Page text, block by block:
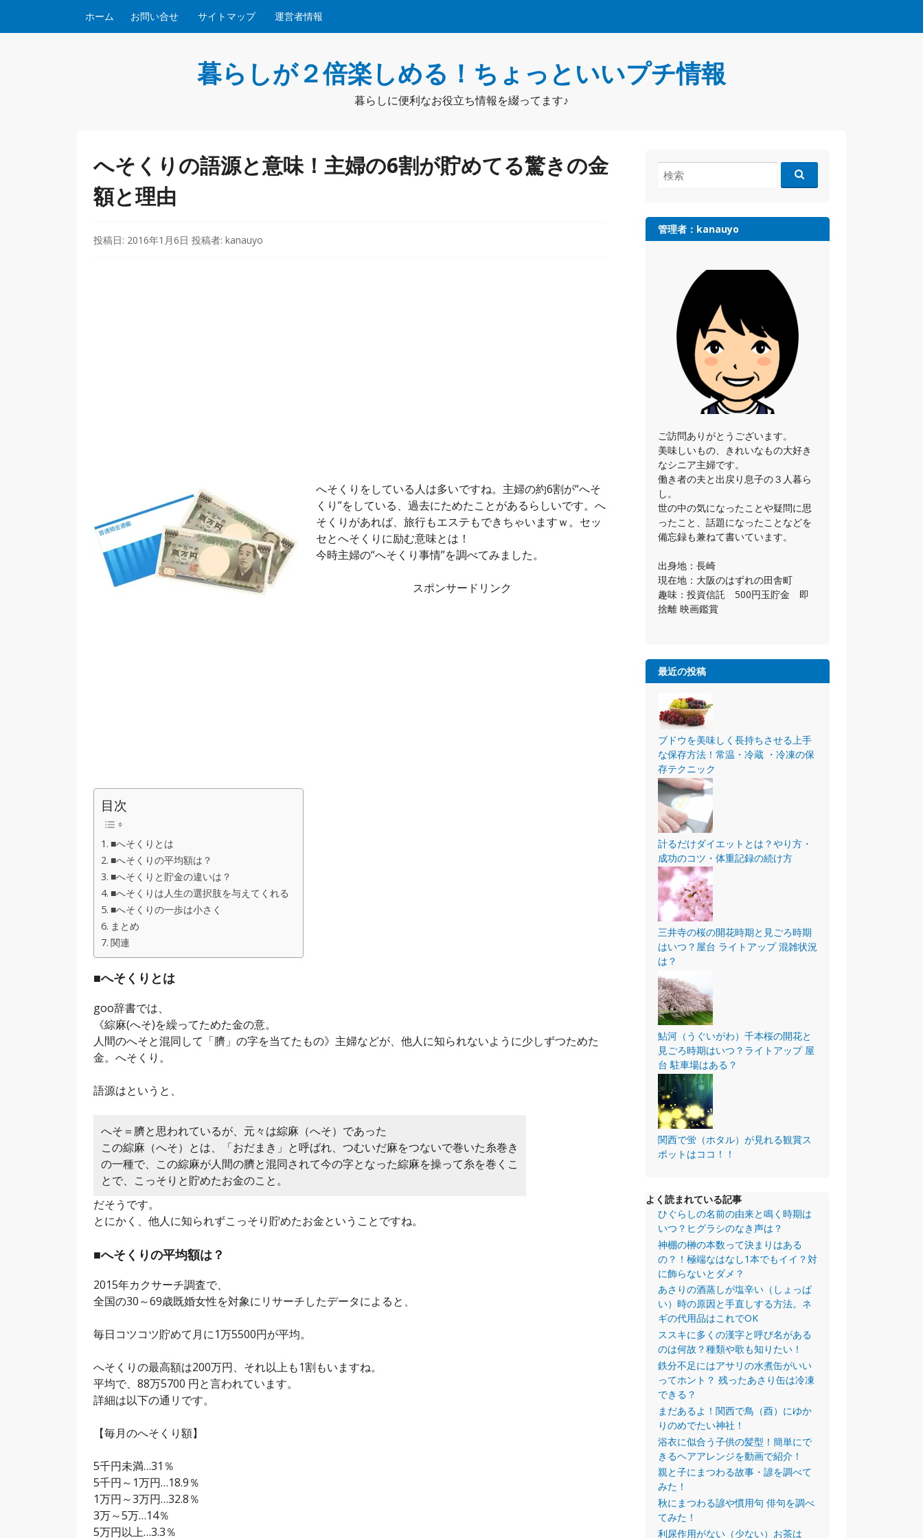
ホーム お問い合せ サイトマップ 運営者情報
暮らしが２倍楽しめる！ちょっといいプチ情報
暮らしに便利なお役立ち情報を綴ってます♪
へそくりの語源と意味！主婦の6割が貯めてる驚きの金
額と理由
投稿日: 2016年1月6日 投稿者: kanauyo
へそくりをしている人は多いですね。主婦の約6割が“へそ
くり”をしている、過去にためたことがあるらしいです。へ
そくりがあれば、旅行もエステもできちゃいますｗ。セッ
セとへそくりに励む意味とは！
今時主婦の“へそくり事情”を調べてみました。
スポンサードリンク
目次
■へそくりとは
■へそくりの平均額は？
■へそくりと貯金の違いは？
■へそくりは人生の選択肢を与えてくれる
■へそくりの一歩は小さく
まとめ
関連
■へそくりとは
goo辞書では、
《綜麻(へそ)を繰ってためた金の意。
人間のへそと混同して「臍」の字を当てたもの》主婦などが、他人に知られないように少しずつためた
金。へそくり。
語源はというと、
へそ＝臍と思われているが、元々は綜麻（へそ）であった
この綜麻（へそ）とは、「おだまき」と呼ばれ、つむいだ麻をつないで巻いた糸巻き
の一種で、この綜麻が人間の臍と混同されて今の字となった綜麻を操って糸を巻くこ
とで、こっそりと貯めたお金のこと。
だそうです。
とにかく、他人に知られずこっそり貯めたお金ということですね。
■へそくりの平均額は？
2015年カクサーチ調査で、
全国の30～69歳既婚女性を対象にリサーチしたデータによると、
毎日コツコツ貯めて月に1万5500円が平均。
へそくりの最高額は200万円、それ以上も1割もいますね。
平均で、88万5700 円と言われています。
詳細は以下の通リです。
【毎月のへそくり額】
5千円未満…31％
5千円～1万円…18.9％
1万円～3万円…32.8％
3万～5万…14％
5万円以上…3.3％
検
索:
管理者：kanauyo
ご訪問ありがとうございます。
美味しいもの、きれいなもの大好き
なシニア主婦です。
働き者の夫と出戻り息子の３人暮ら
し。
世の中の気になったことや疑問に思
ったこと、話題になったことなどを
備忘録も兼ねて書いています。
出身地：長崎
現在地：大阪のはずれの田舎町
趣味：投資信託 500円玉貯金 即
捨離 映画鑑賞
最近の投稿
ブドウを美味しく長持ちさせる上手
な保存方法！常温・冷蔵 ・冷凍の保
存テクニック
計るだけダイエットとは？やり方・
成功のコツ・体重記録の続け方
三井寺の桜の開花時期と見ごろ時期
はいつ？屋台 ライトアップ 混雑状況
は？
鮎河（うぐいがわ）千本桜の開花と
見ごろ時期はいつ？ライトアップ 屋
台 駐車場はある？
関西で蛍（ホタル）が見れる観賞ス
ポットはココ！！
よく読まれている記事
ひぐらしの名前の由来と鳴く時期は
いつ？ヒグラシのなき声は？
神棚の榊の本数って決まりはある
の？！極端なはなし1本でもイイ？対
に飾らないとダメ？
あさりの酒蒸しが塩辛い（しょっぱ
い）時の原因と手直しする方法。ネ
ギの代用品はこれでOK
ススキに多くの漢字と呼び名がある
のは何故？種類や歌も知りたい！
鉄分不足にはアサリの水煮缶がいい
ってホント？ 残ったあさり缶は冷凍
できる？
まだあるよ！関西で鳥（酉）にゆか
りのめでたい神社！
浴衣に似合う子供の髪型！簡単にで
きるヘアアレンジを動画で紹介！
親と子にまつわる故事・諺を調べて
みた！
秋にまつわる諺や慣用句 俳句を調べ
てみた！
利尿作用がない（少ない）お茶は